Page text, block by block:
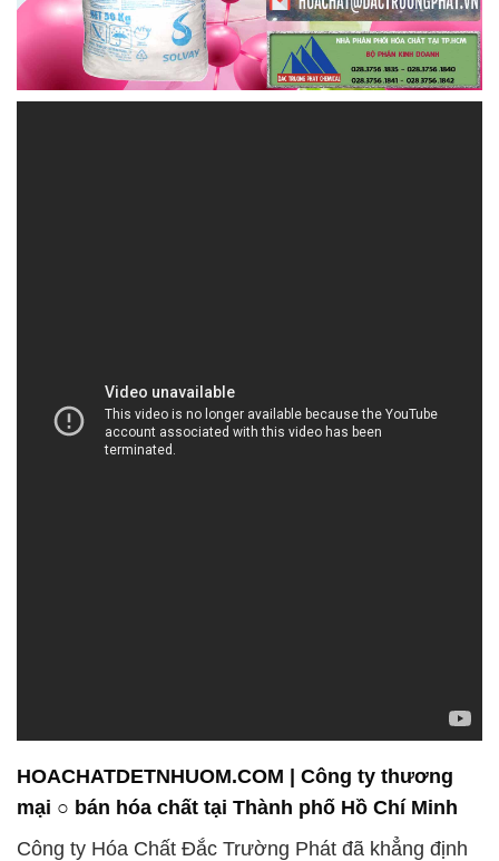
HOACHATDETNHUOM.COM | Công ty thương
mại ○ bán hóa chất tại Thành phố Hồ Chí Minh
Công ty Hóa Chất Đắc Trường Phát đã khẳng định